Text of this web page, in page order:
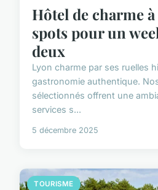
Hôtel de charme
spots pour un
deux
Lyon charme par ses ruelles
gastronomie authentique.
sélectionnés offrent une
services s...
5 décembre 2025
TOURISME